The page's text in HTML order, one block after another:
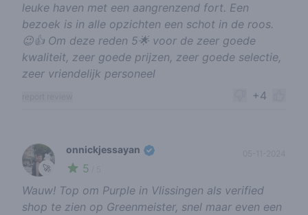
leuke haven met een aangrenzend fort. Een
bezoek is in alle opzichten een schot in de roos.
😉👍 Om deze reden 5🌟 voor de zeer goede
kwaliteit, zeer goede prijzen, zeer goede selectie,
zeer vriendelijk personeel
+4
🚀
onnickjessayan
5
Wauw! Top om Purple in Vlissingen als verified
shop te zien op Greenmeister, snel maar even een